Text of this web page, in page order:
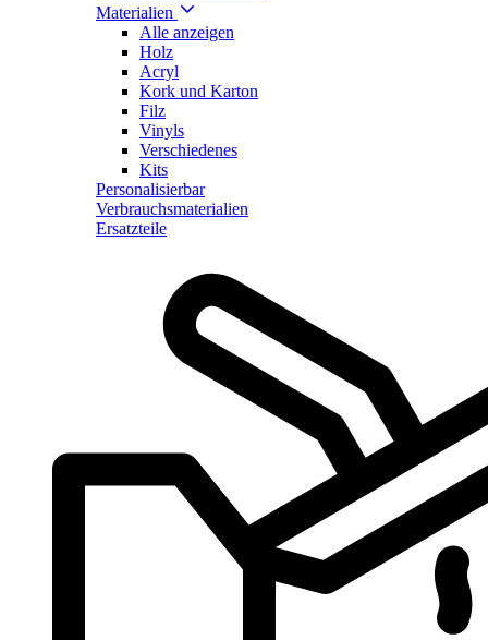
Materialien
Alle anzeigen
Holz
Acryl
Kork und Karton
Filz
Vinyls
Verschiedenes
Kits
Personalisierbar
Verbrauchsmaterialien
Ersatzteile